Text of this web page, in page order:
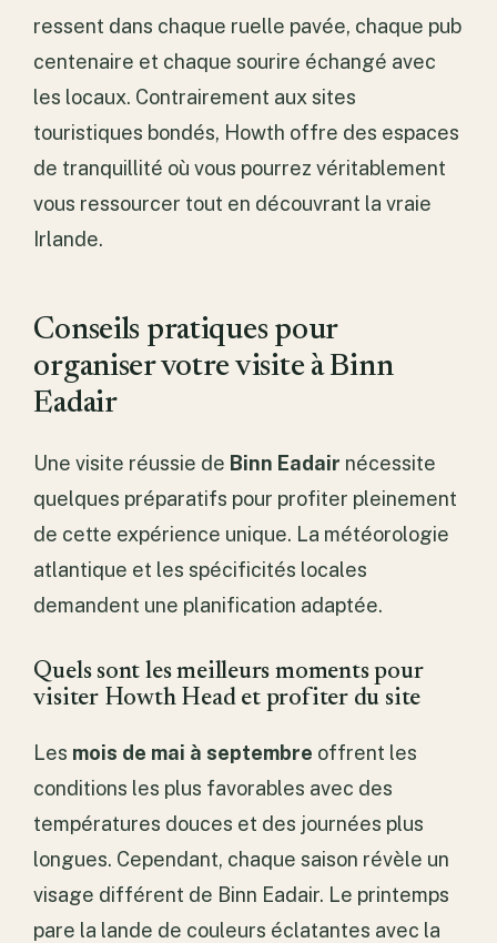
ressent dans chaque ruelle pavée, chaque pub
centenaire et chaque sourire échangé avec
les locaux. Contrairement aux sites
touristiques bondés, Howth offre des espaces
de tranquillité où vous pourrez véritablement
vous ressourcer tout en découvrant la vraie
Irlande.
Conseils pratiques pour
organiser votre visite à Binn
Eadair
Une visite réussie de Binn Eadair nécessite
quelques préparatifs pour profiter pleinement
de cette expérience unique. La météorologie
atlantique et les spécificités locales
demandent une planification adaptée.
Quels sont les meilleurs moments pour
visiter Howth Head et profiter du site
Les mois de mai à septembre offrent les
conditions les plus favorables avec des
températures douces et des journées plus
longues. Cependant, chaque saison révèle un
visage différent de Binn Eadair. Le printemps
pare la lande de couleurs éclatantes avec la